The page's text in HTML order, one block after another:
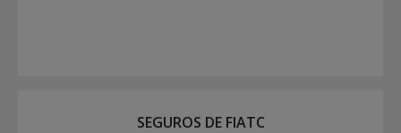
SEGUROS DE FIATC